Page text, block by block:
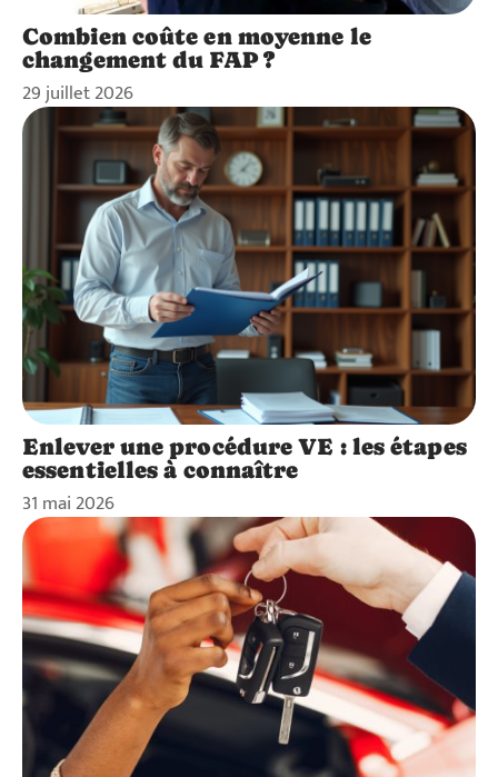
Combien coûte en moyenne le
changement du FAP ?
29 juillet 2026
Enlever une procédure VE : les étapes
essentielles à connaître
31 mai 2026